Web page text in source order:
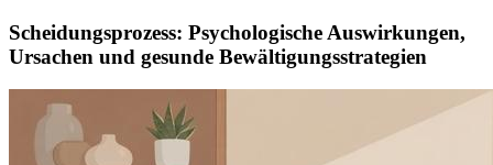
Scheidungsprozess: Psychologische Auswirkungen,
Ursachen und gesunde Bewältigungsstrategien